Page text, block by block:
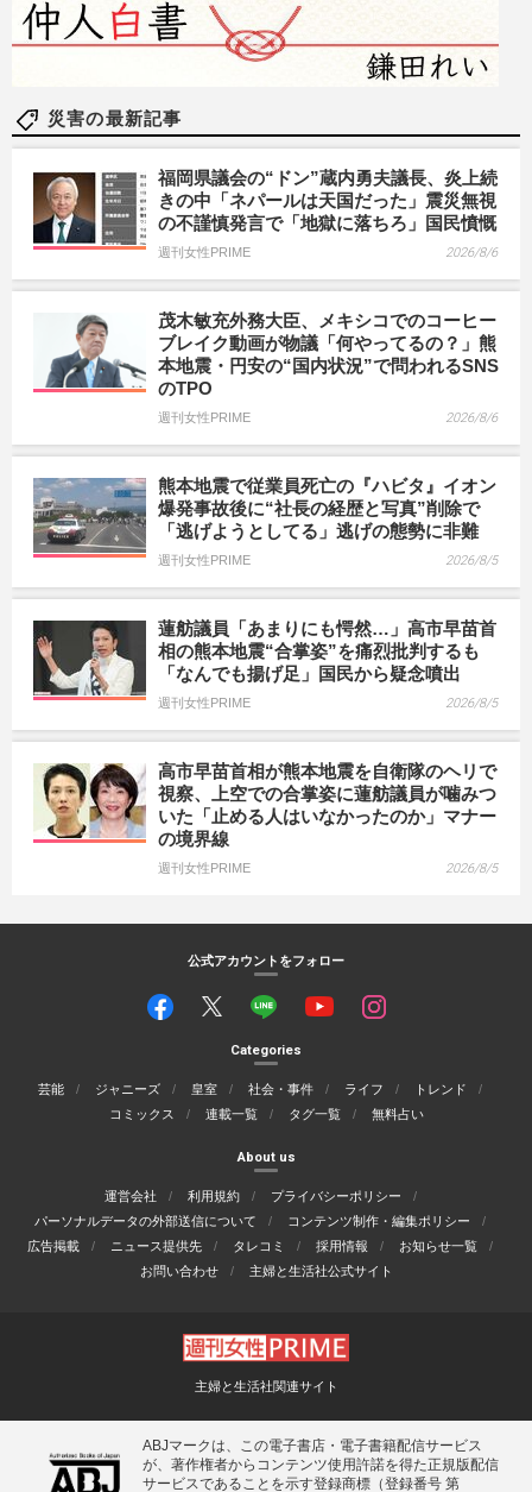
災害の最新記事
福岡県議会の“ドン”蔵内勇夫議長、炎上続
きの中「ネパールは天国だった」震災無視
の不謹慎発言で「地獄に落ちろ」国民憤慨
週刊女性PRIME 2026/8/6
茂木敏充外務大臣、メキシコでのコーヒー
ブレイク動画が物議「何やってるの？」熊
本地震・円安の“国内状況”で問われるSNS
のTPO
週刊女性PRIME 2026/8/6
熊本地震で従業員死亡の『ハビタ』イオン
爆発事故後に“社長の経歴と写真”削除で
「逃げようとしてる」逃げの態勢に非難
週刊女性PRIME 2026/8/5
蓮舫議員「あまりにも愕然…」高市早苗首
相の熊本地震“合掌姿”を痛烈批判するも
「なんでも揚げ足」国民から疑念噴出
週刊女性PRIME 2026/8/5
高市早苗首相が熊本地震を自衛隊のヘリで
視察、上空での合掌姿に蓮舫議員が噛みつ
いた「止める人はいなかったのか」マナー
の境界線
週刊女性PRIME 2026/8/5
公式アカウントをフォロー
Categories
芸能 ジャニーズ 皇室 社会・事件 ライフ
トレンド
コミックス
連載一覧 タグ一覧 無料占い
About us
運営会社 利用規約
プライバシーポリシー
パーソナルデータの外部送信について
コンテンツ制作・編集ポリシー
広告掲載
ニュース提供先 タレコミ 採用情報
お知らせ一覧
お問い合わせ
主婦と生活社公式サイト
主婦と生活社関連サイト
ABJマークは、この電子書店・電子書籍配信サービス
が、著作権者からコンテンツ使用許諾を得た正規版配信
サービスであることを示す登録商標（登録番号 第